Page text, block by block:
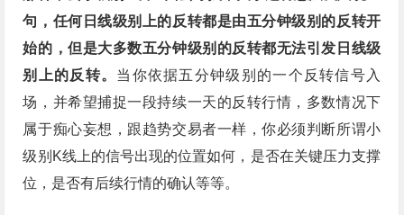
句，任何日线级别上的反转都是由五分钟级别的反转开
始的，但是大多数五分钟级别的反转都无法引发日线级
别上的反转。 当你依据五分钟级别的一个反转信号入
场，并希望捕捉一段持续一天的反转行情，多数情况下
属于痴心妄想，跟趋势交易者一样，你必须判断所谓小
级别K线上的信号出现的位置如何，是否在关键压力支撑
位，是否有后续行情的确认等等。